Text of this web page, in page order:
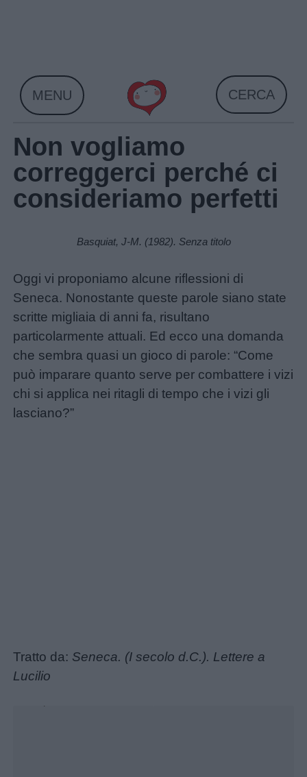
MENU CERCA
Non vogliamo
correggerci perché ci
consideriamo perfetti
Basquiat, J-M. (1982). Senza titolo
Oggi vi proponiamo alcune riflessioni di
Seneca. Nonostante queste parole siano state
scritte migliaia di anni fa, risultano
particolarmente attuali. Ed ecco una domanda
che sembra quasi un gioco di parole: “Come
può imparare quanto serve per combattere i vizi
chi si applica nei ritagli di tempo che i vizi gli
lasciano?”
Tratto da: Seneca. (I secolo d.C.). Lettere a
Lucilio